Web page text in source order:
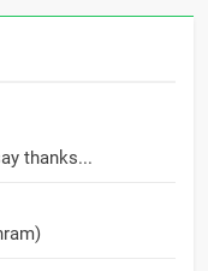
thanks...